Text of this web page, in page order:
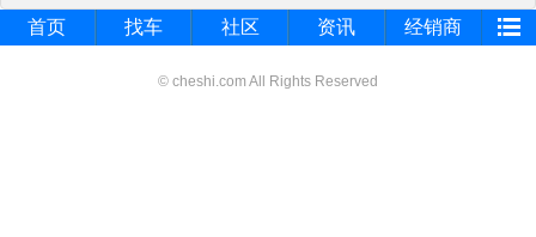
首页
找车 社区 资讯 经销商
© cheshi.com All Rights Reserved